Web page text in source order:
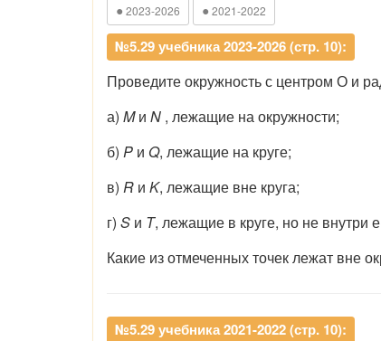
● 2023-2026 ● 2021-2022
№5.29 учебника 2023-2026 (стр. 10):
Проведите окружность с центром О и
а) Mи N , лежащие на окружности;
б) P и Q, лежащие на круге;
в) R и K, лежащие вне круга;
г) S и T, лежащие в круге, но не внутри
Какие из отмеченных точек лежат вне
№5.29 учебника 2021-2022 (стр. 10):